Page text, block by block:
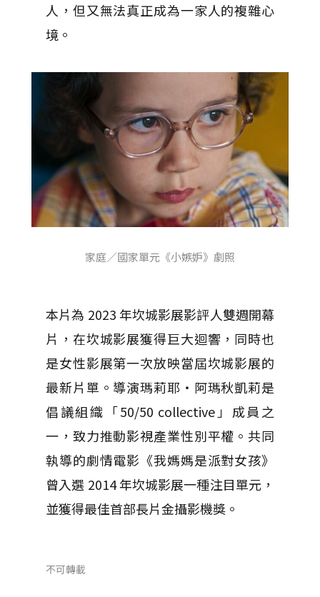
人，但又無法真正成為一家人的複雜心
境。
家庭／國家單元《小嫉妒》劇照
本片為 2023 年坎城影展影評人雙週開幕
片，在坎城影展獲得巨大迴響，同時也
是女性影展第一次放映當屆坎城影展的
最新片單。導演瑪莉耶・阿瑪秋凱莉是
倡議組織「50/50 collective」成員之
一，致力推動影視產業性別平權。共同
執導的劇情電影《我媽媽是派對女孩》
曾入選 2014 年坎城影展一種注目單元，
並獲得最佳首部長片金攝影機獎。
不可轉載